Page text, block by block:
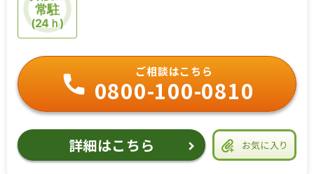
常駐
(24ｈ)
お気に入り
ご相談はこちら
0800-100-0810
詳細はこちら